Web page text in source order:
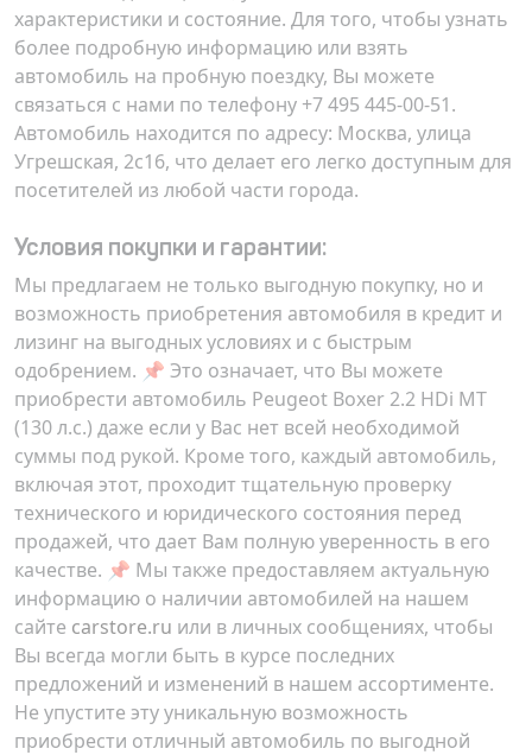
характеристики и состояние. Для того, чтобы узнать
более подробную информацию или взять
автомобиль на пробную поездку, Вы можете
связаться с нами по телефону +7 495 445-00-51.
Автомобиль находится по адресу: Москва, улица
Угрешская, 2с16, что делает его легко доступным для
посетителей из любой части города.
Условия покупки и гарантии:
Мы предлагаем не только выгодную покупку, но и
возможность приобретения автомобиля в кредит и
лизинг на выгодных условиях и с быстрым
одобрением. 📌 Это означает, что Вы можете
приобрести автомобиль Peugeot Boxer 2.2 HDi MT
(130 л.с.) даже если у Вас нет всей необходимой
суммы под рукой. Кроме того, каждый автомобиль,
включая этот, проходит тщательную проверку
технического и юридического состояния перед
продажей, что дает Вам полную уверенность в его
качестве. 📌 Мы также предоставляем актуальную
информацию о наличии автомобилей на нашем
сайте carstore.ru или в личных сообщениях, чтобы
Вы всегда могли быть в курсе последних
предложений и изменений в нашем ассортименте.
Не упустите эту уникальную возможность
приобрести отличный автомобиль по выгодной